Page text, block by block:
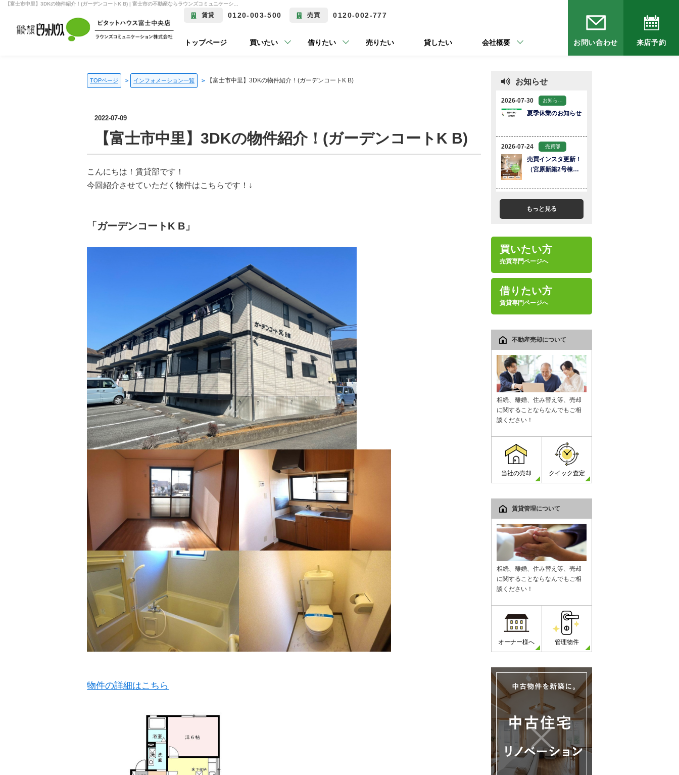
賃貸 0120-003-500 売買 0120-002-777
トップページ 買いたい 借りたい 売りたい 貸したい 会社概要 お問い合わせ 来店予約
TOPページ インフォメーション一覧 【富士市中里】3DKの物件紹介！(ガーデンコートK B)
2022-07-09
【富士市中里】3DKの物件紹介！(ガーデンコートK B)
こんにちは！賃貸部です！
今回紹介させていただく物件はこちらです！↓
「ガーデンコートK B」
物件の詳細はこちら
お知らせ
もっと見る
買いたい方
売買専門ページへ
借りたい方
賃貸専門ページへ
不動産売却について
相続、離婚、住み替え等、売却
に関することならなんでもご相
談ください！
当社の売却 クイック査定
賃貸管理について
相続、離婚、住み替え等、売却
に関することならなんでもご相
談ください！
オーナー様へ 管理物件